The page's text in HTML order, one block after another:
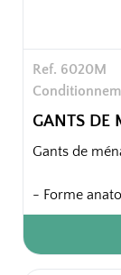
Ref. 6020M
GANTS DE
Gants de
- Forme
- Finition
- Finition
- Finition